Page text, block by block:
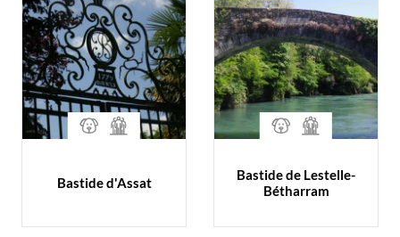
Bastide d'Assat
Bastide de Lestelle-
Bétharram